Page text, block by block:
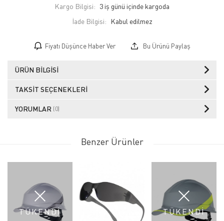
Kargo Bilgisi: 3 iş günü içinde kargoda
İade Bilgisi:
Fiyatı Düşünce Haber Ver Bu Ürünü Paylaş
ÜRÜN BILGISI
TAKSIT SEÇENEKLERI
YORUMLAR (0)
Benzer Ürünler
TÜKENDİ TÜKENDİ